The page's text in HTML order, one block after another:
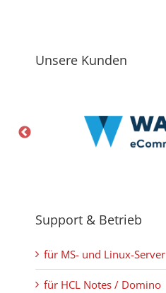
Unsere Kunden
Support & Betrieb
für MS- und Linux-Server
für HCL Notes / Domino